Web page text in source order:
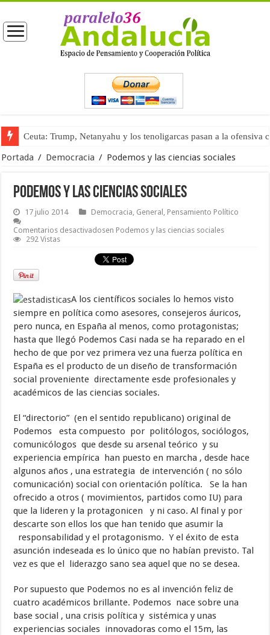
Ceuta: Trump, Netanyahu y los tenoligarcas pasan a la ofensiva
Portada / Democracia / Podemos y las ciencias sociales
Podemos y las ciencias sociales
17 julio 2014 Democracia, General , Pensamiento Político
Comentarios desactivadosen Podemos y las ciencias sociales
292 Vistas
A los científicos sociales lo hemos visto
siempre en política como asesores, consejeros áuricos,
pero nunca, en España al menos, como protagonistas;
hasta que llegó Podemos Casi nada se ha reparado en el
hecho de que por vez primera vez una fuerza política en
España es el producto de un diseño de transformación
social proveniente directamente esde profesionales y
académicos de las ciencias sociales.
El “directorio” (en el sentido republicano) original de
Podemos esta compuesto por politólogos, sociólogos,
comunicólogos que desde su arsenal teórico y su
experiencia empírica han puesto en marcha , desde hace
algunos años , una estrategia de intervención ( no sólo
comunicación) social con orientación política. Se la han
ofrecido a otros ( movimientos, partidos como IU) para
que la lideren y la protagonicen y ni caso. Al final y por
descarte son ellos los que han tenido que asumir la
responsabilidad y el protagonismo. Y el éxito de esta
asunción indeseada es lo único que no habían previsto. Tal
vez es que el liderazgo sano sea aquel que no se desea.
Por supuesto que Podemos no es al invención feliz de
cuatro académicos brillante. Podemos nace sobre una
base social , una crisis política y sistémica y unas
experiencias sociales innovadoras como el 15m, las